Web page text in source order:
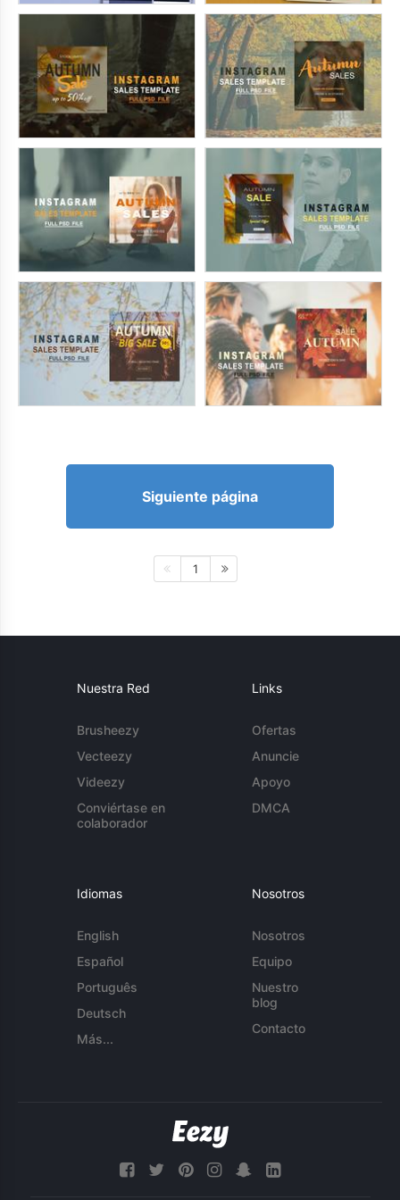
Siguiente página
1
Nuestra Red
Brusheezy
Vecteezy
Videezy
Conviértase en
colaborador
Links
Ofertas
Anuncie
Apoyo
DMCA
Idiomas
English
Español
Português
Deutsch
Más...
Nosotros
Nosotros
Equipo
Nuestro
blog
Contacto